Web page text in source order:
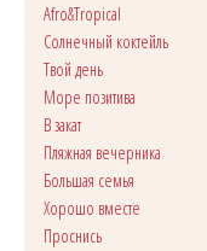
Afro&Tropical
Солнечный коктейль
Твой день
Море позитива
В закат
Пляжная вечерника
Большая семья
Хорошо вместе
Проснись